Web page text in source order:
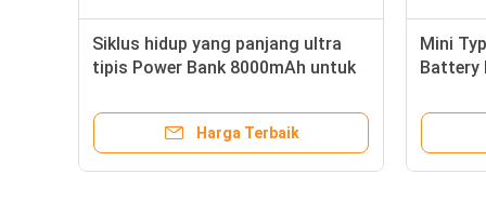
Charger Baterai Langsung Pemula
18000mah Untuk Vena 12V dan
Harga Terbaik
IEC
Starter